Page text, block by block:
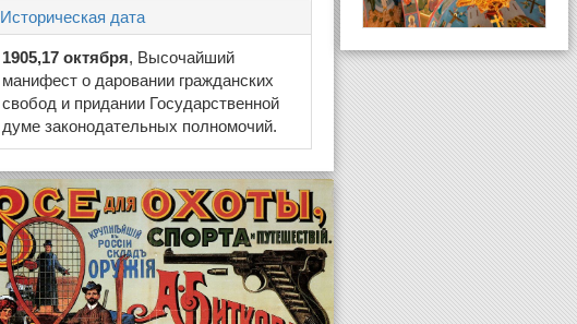
Историческая дата
1905,17 октября, Высочайший
манифест о даровании гражданских
свобод и придании Государственной
думе законодательных полномочий.